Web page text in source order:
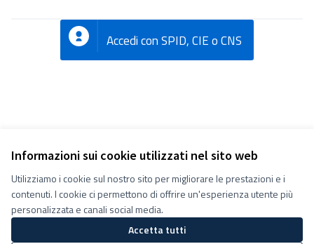
Informazioni sui cookie utilizzati nel sito web
Utilizziamo i cookie sul nostro sito per migliorare le prestazioni e i
contenuti. I cookie ci permettono di offrire un'esperienza utente più
personalizzata e canali social media.
Accetta tutti
Accedi con SPID, CIE o CNS
Termini e condizioni d''uso
Impostazioni Cookie
Decidiamo su Facebook
Decidiamo su YouTube
(Collegamento esterno)